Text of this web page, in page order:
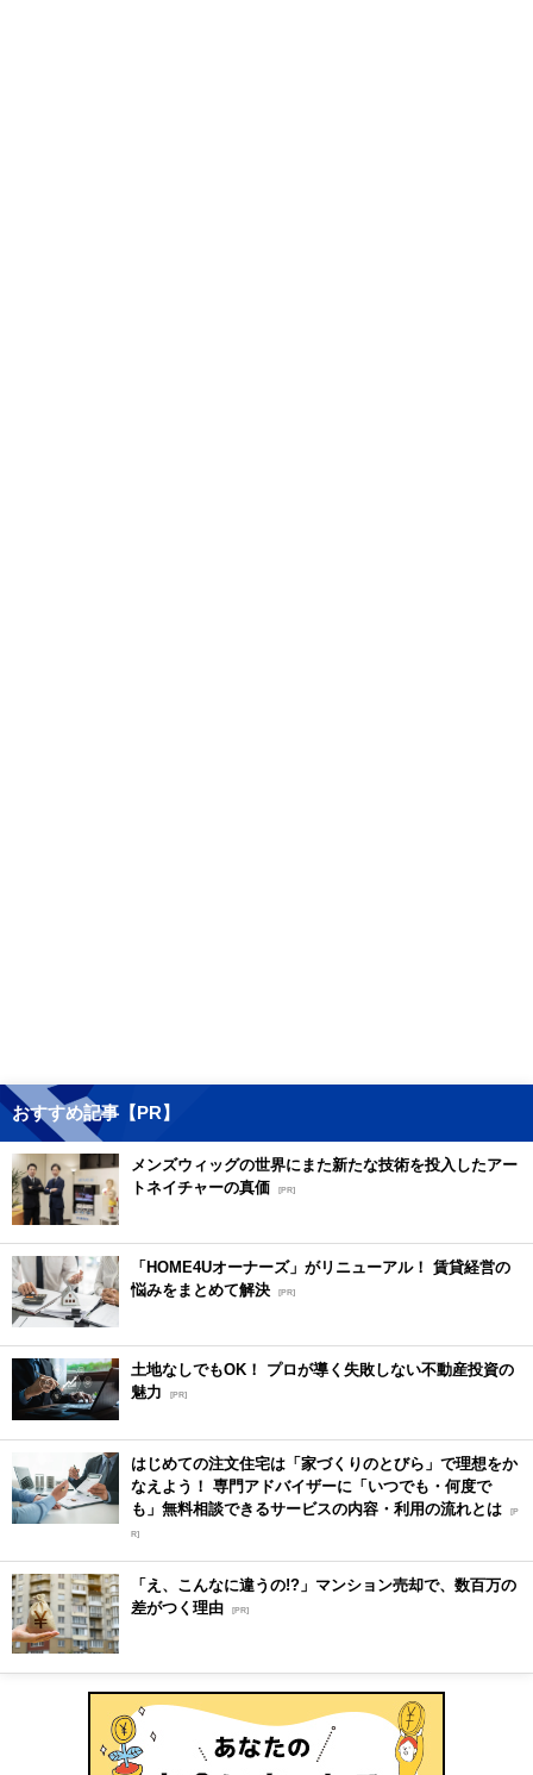
おすすめ記事【PR】
メンズウィッグの世界にまた新たな技術を投入したアー
トネイチャーの真価 [PR]
「HOME4Uオーナーズ」がリニューアル！ 賃貸経営の
悩みをまとめて解決 [PR]
土地なしでもOK！ プロが導く失敗しない不動産投資の
魅力
[PR]
はじめての注文住宅は「家づくりのとびら」で理想をか
なえよう！ 専門アドバイザーに「いつでも・何度で
も」無料相談できるサービスの内容・利用の流れとは [P
R]
「え、こんなに違うの!?」マンション売却で、数百万の
差がつく理由 [PR]